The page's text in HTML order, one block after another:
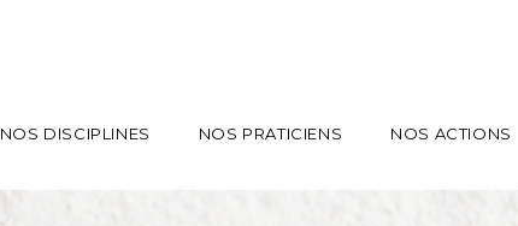
NOS DISCIPLINES NOS PRATICIENS NOS ACTIONS